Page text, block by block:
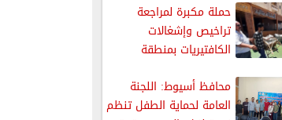
حملة مكبرة لمراجعة
تراخيص وإشغالات
الكافتيريات بمنطقة
محافظ أسيوط: اللجنة
العامة لحماية الطفل تنظم